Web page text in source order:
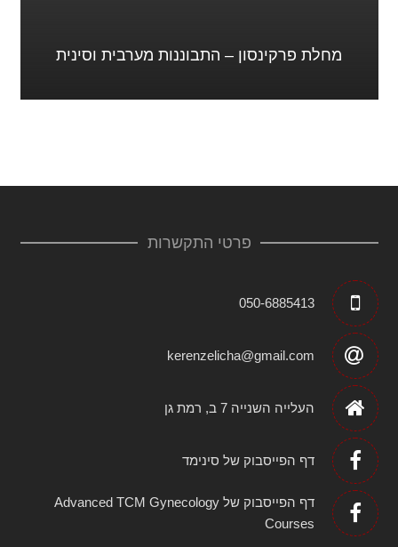
מחלת פרקינסון – התבוננות מערבית וסינית
פרטי התקשרות
050-6885413
kerenzelicha@gmail.com
העלייה השנייה 7 ב, רמת גן
דף הפייסבוק של סינימד
דף הפייסבוק של Advanced TCM Gynecology
Courses